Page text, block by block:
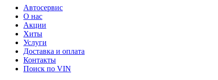
Автосервис
О нас
Акции
Хиты
Услуги
Доставка и оплата
Контакты
Поиск по VIN